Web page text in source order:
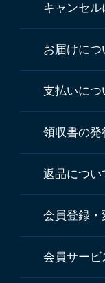
キャンセル
お届けにつ
支払いにつ
領収書の発
返品につい
会員登録・
会員サービ